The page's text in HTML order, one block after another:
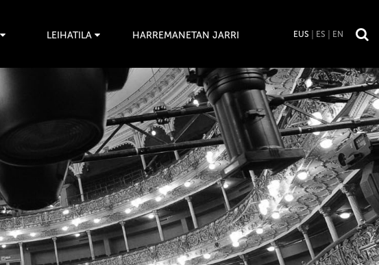
LEIHATILA HARREMANETAN JARRI EUS ES EN